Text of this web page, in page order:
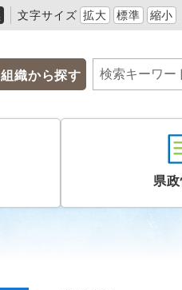
文字サイズ 拡大 標準 縮小
組織から探す
県